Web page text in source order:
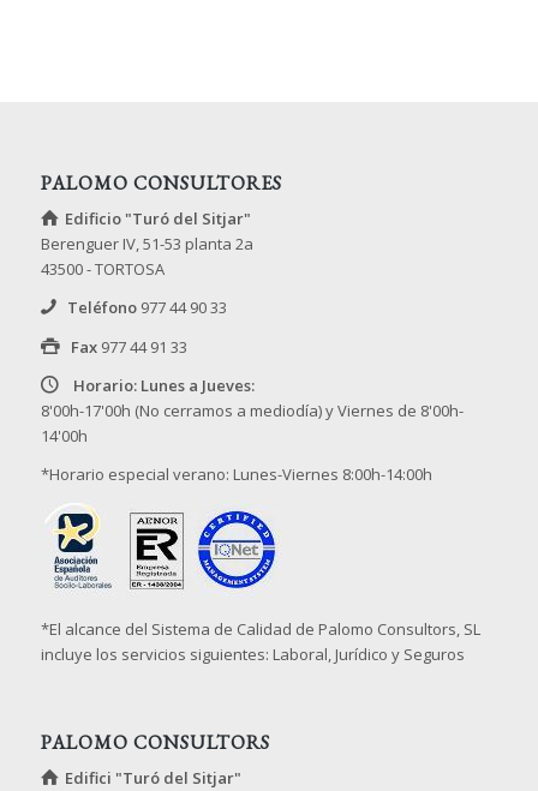
PALOMO CONSULTORES
Edificio "Turó del Sitjar"
Berenguer IV, 51-53 planta 2a
43500 - TORTOSA
Teléfono 977 44 90 33
Fax 977 44 91 33
Horario: Lunes a Jueves:
8'00h-17'00h (No cerramos a mediodía) y Viernes de 8'00h-
14'00h
*Horario especial verano: Lunes-Viernes 8:00h-14:00h
*El alcance del Sistema de Calidad de Palomo Consultors, SL
incluye los servicios siguientes: Laboral, Jurídico y Seguros
PALOMO CONSULTORS
Edifici "Turó del Sitjar"